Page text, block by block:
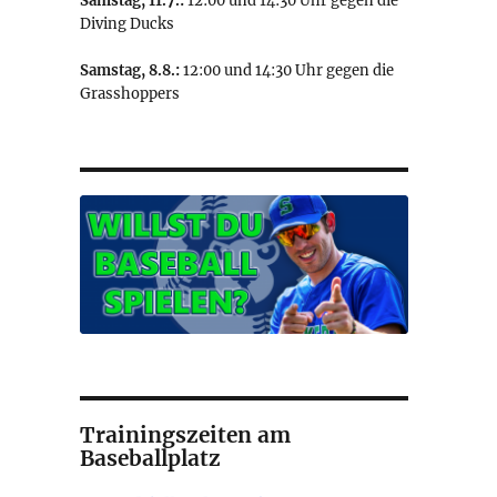
Diving Ducks
Samstag, 8.8.:12:00 und 14:30 Uhr gegen die
Grasshoppers
Trainingszeiten am
Baseballplatz